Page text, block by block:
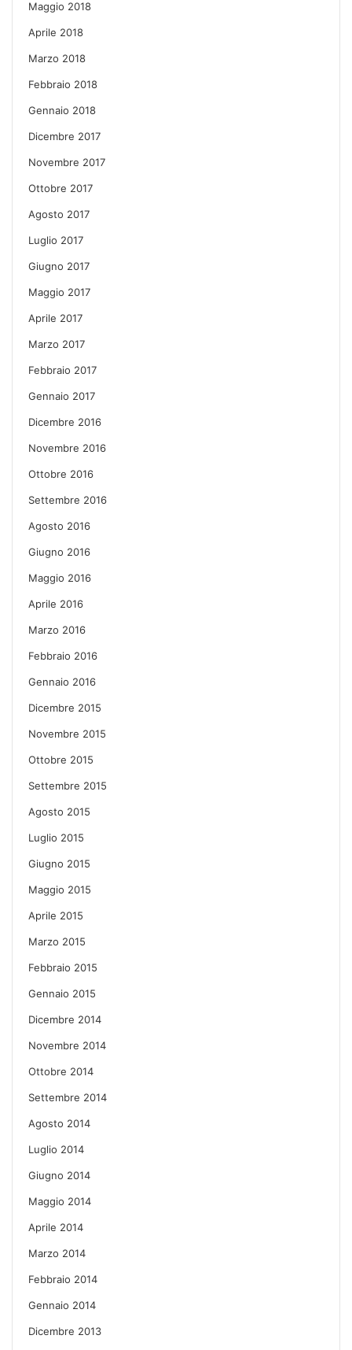
Maggio 2018
Aprile 2018
Marzo 2018
Febbraio 2018
Gennaio 2018
Dicembre 2017
Novembre 2017
Ottobre 2017
Agosto 2017
Luglio 2017
Giugno 2017
Maggio 2017
Aprile 2017
Marzo 2017
Febbraio 2017
Gennaio 2017
Dicembre 2016
Novembre 2016
Ottobre 2016
Settembre 2016
Agosto 2016
Giugno 2016
Maggio 2016
Aprile 2016
Marzo 2016
Febbraio 2016
Gennaio 2016
Dicembre 2015
Novembre 2015
Ottobre 2015
Settembre 2015
Agosto 2015
Luglio 2015
Giugno 2015
Maggio 2015
Aprile 2015
Marzo 2015
Febbraio 2015
Gennaio 2015
Dicembre 2014
Novembre 2014
Ottobre 2014
Settembre 2014
Agosto 2014
Luglio 2014
Giugno 2014
Maggio 2014
Aprile 2014
Marzo 2014
Febbraio 2014
Gennaio 2014
Dicembre 2013